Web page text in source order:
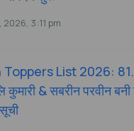
3:11 pm
Toppers List 2026:
कुमारी & सबरीन परवीन बनी